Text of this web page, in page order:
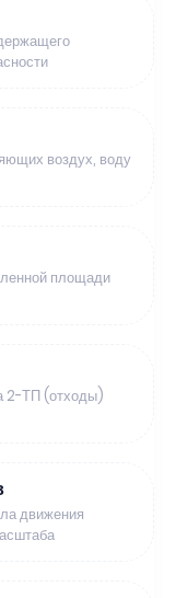
воздух, воду
площади
2-ТП (отходы)
движения